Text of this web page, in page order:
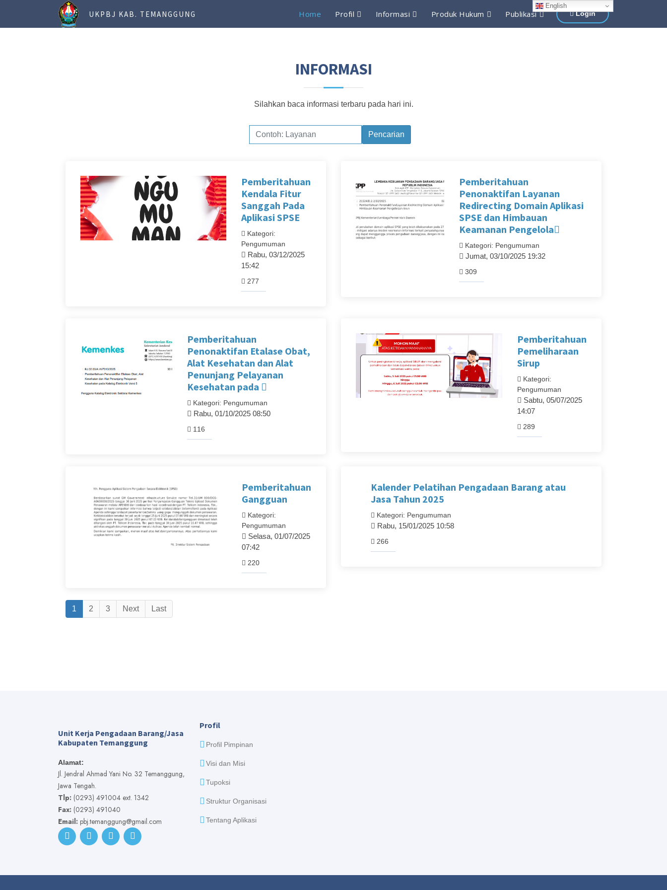
English
UKPBJ KAB. TEMANGGUNG Home Profil Informasi Produk Hukum Publikasi Login
INFORMASI
Silahkan baca informasi terbaru pada hari ini.
Pencarian
Pemberitahuan
Kendala Fitur
Sanggah Pada
Aplikasi SPSE
Kategori:
Pengumuman
Rabu, 03/12/2025
15:42
277
Pemberitahuan
Penonaktifan Layanan
Redirecting Domain Aplikasi
SPSE dan Himbauan
Keamanan Pengelola
Kategori: Pengumuman
Jumat, 03/10/2025 19:32
309
Pemberitahuan
Penonaktifan Etalase Obat,
Alat Kesehatan dan Alat
Penunjang Pelayanan
Kesehatan pada
Kategori: Pengumuman
Rabu, 01/10/2025 08:50
116
Pemberitahuan
Pemeliharaan
Sirup
Kategori:
Pengumuman
Sabtu, 05/07/2025
14:07
289
Pemberitahuan
Gangguan
Kategori:
Pengumuman
Selasa, 01/07/2025
07:42
220
Kalender Pelatihan Pengadaan Barang atau
Jasa Tahun 2025
Kategori: Pengumuman
Rabu, 15/01/2025 10:58
266
1 2 3 Next Last
Unit Kerja Pengadaan Barang/Jasa
Kabupaten Temanggung
Alamat:
Jl. Jendral Ahmad Yani No. 32 Temanggung,
Jawa Tengah.
Tlp: (0293) 491004 ext. 1342
Fax: (0293) 491040
Email: pbj.temanggung@gmail.com
Profil
Profil Pimpinan
Visi dan Misi
Tupoksi
Struktur Organisasi
Tentang Aplikasi